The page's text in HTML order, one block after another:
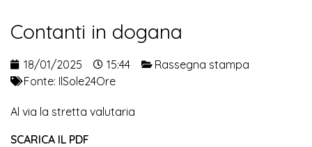
Contanti in dogana
18/01/2025 15:44
Rassegna stampa
Fonte: IlSole24Ore
Al via la stretta valutaria
SCARICA IL PDF